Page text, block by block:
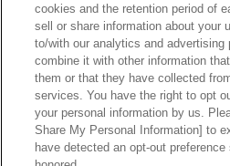
製品情報
サポートサービス
最新
お問
東京本社 東京都港区虎ノ門1-1-2
cookies and the retention period of
sell or share information about your
to/with our analytics and advertising
combine it with other information
them or that they have collected
services. You have the right to opt
your personal information by us.
Share My Personal Information] to
have detected an opt-out